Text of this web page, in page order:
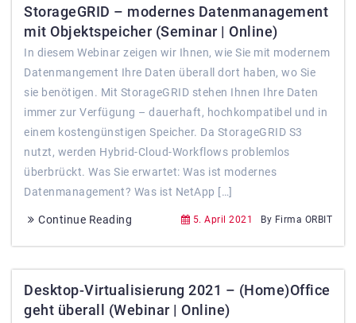
StorageGRID – modernes Datenmanagement
mit Objektspeicher (Seminar | Online)
In diesem Webinar zeigen wir Ihnen, wie Sie mit modernem
Datenmangement Ihre Daten überall dort haben, wo Sie
sie benötigen. Mit StorageGRID stehen Ihnen Ihre Daten
immer zur Verfügung – dauerhaft, hochkompatibel und in
einem kostengünstigen Speicher. Da StorageGRID S3
nutzt, werden Hybrid-Cloud-Workflows problemlos
überbrückt. Was Sie erwartet: Was ist modernes
Datenmanagement? Was ist NetApp […]
Continue Reading 5. April 2021 By Firma ORBIT
Desktop-Virtualisierung 2021 – (Home)Office
geht überall (Webinar | Online)